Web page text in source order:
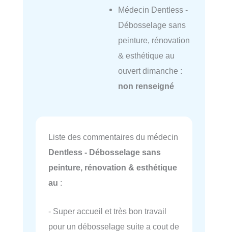
Médecin Dentless -
Débosselage sans
peinture, rénovation
& esthétique au
ouvert dimanche :
non renseigné
Liste des commentaires du médecin
Dentless - Débosselage sans
peinture, rénovation & esthétique
au :
- Super accueil et très bon travail
pour un débosselage suite a cout de